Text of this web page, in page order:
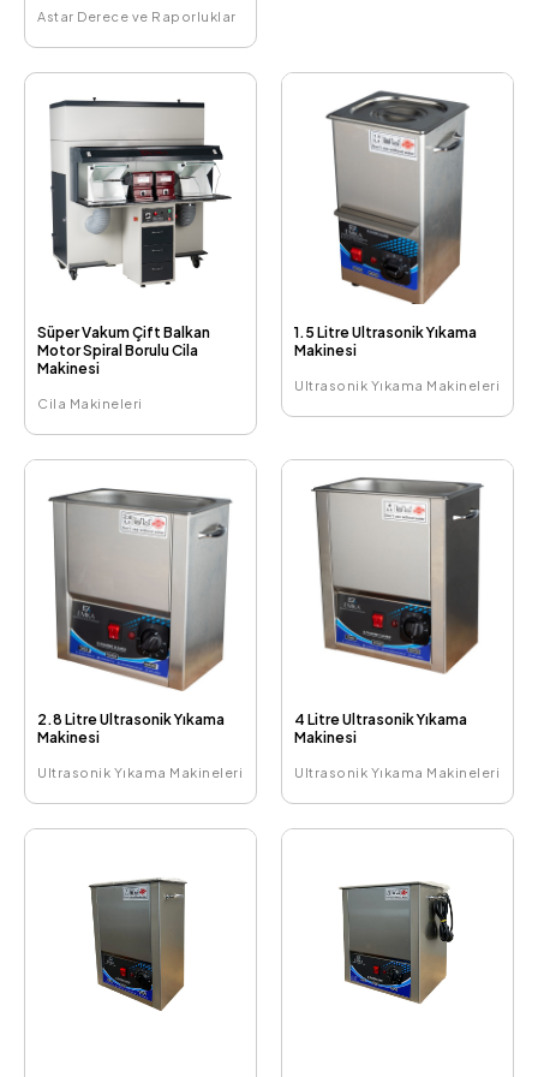
Astar Derece ve Raporluklar
Süper Vakum Çift Balkan
Motor Spiral Borulu Cila
Makinesi
Cila Makineleri
1.5 Litre Ultrasonik Yıkama
Makinesi
Ultrasonik Yıkama Makineleri
2.8 Litre Ultrasonik Yıkama
Makinesi
Ultrasonik Yıkama Makineleri
4 Litre Ultrasonik Yıkama
Makinesi
Ultrasonik Yıkama Makineleri